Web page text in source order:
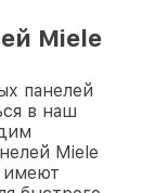
Miele
панелей
в наш
Miele